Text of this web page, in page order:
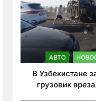
АВТО
В Узбекистане
грузовик